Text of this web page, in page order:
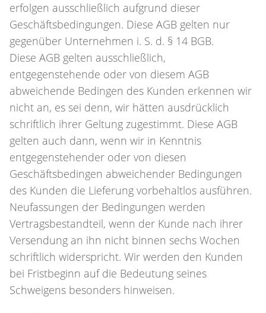
erfolgen ausschließlich aufgrund dieser
Geschäftsbedingungen. Diese AGB gelten nur
gegenüber Unternehmen i. S. d. § 14 BGB.
Diese AGB gelten ausschließlich,
entgegenstehende oder von diesem AGB
abweichende Bedingen des Kunden erkennen wir
nicht an, es sei denn, wir hätten ausdrücklich
schriftlich ihrer Geltung zugestimmt. Diese AGB
gelten auch dann, wenn wir in Kenntnis
entgegenstehender oder von diesen
Geschäftsbedingen abweichender Bedingungen
des Kunden die Lieferung vorbehaltlos ausführen.
Neufassungen der Bedingungen werden
Vertragsbestandteil, wenn der Kunde nach ihrer
Versendung an ihn nicht binnen sechs Wochen
schriftlich widerspricht. Wir werden den Kunden
bei Fristbeginn auf die Bedeutung seines
Schweigens besonders hinweisen.